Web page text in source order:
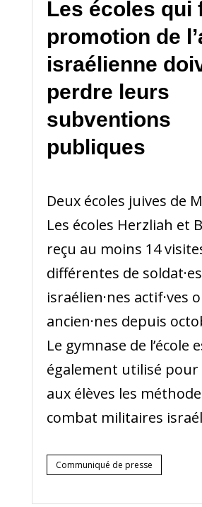
Les écoles qui
promotion de
israélienne
perdre leurs
subventions
publiques
Deux écoles juives de
Les écoles Herzliah et
reçu au moins 14
différentes de soldat·es
israélien·nes actif·ves
ancien·nes depuis
Le gymnase de l’école
également utilisé
aux élèves les
combat militaires
Communiqué de presse